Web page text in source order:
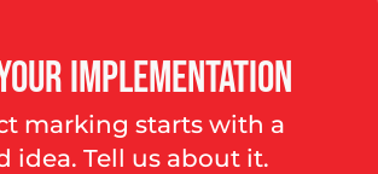
implementation
marking starts with a
idea. Tell us about it.